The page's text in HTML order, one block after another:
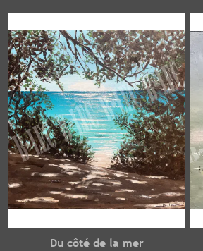
Du côté de la mer